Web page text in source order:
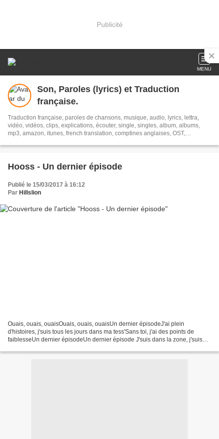
Publicité
MENU
Son, Paroles (lyrics) et Traduction
française.
Traduction française, paroles de chansons, musique, audio, lyrics, lettra,
vidéo, vidéos, clips, explications, écouter, single, singles, album, albums,
mp3, amazon, itunes, french translation, comptines anglaises, OST,
Hooss - Un dernier épisode
Publié le 15/03/2017 à 16:12
Par Hillslion
Ouais, ouais, ouaisOuais, ouais, ouaisUn dernier épisodeJ'ai plein
d'histoires, j'suis tous les jours dans ma tess'Sans toi, j'ai des points de
faiblesseUn dernier épisodeUn dernier épisode J'suis dans la zone, j'suis